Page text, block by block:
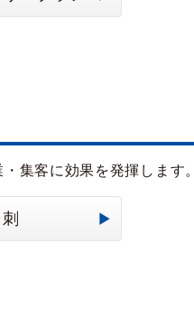
集客に効果を発揮します。